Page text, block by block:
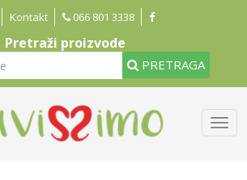
Kontakt 066 801 3338
Pretraži proizvode
PRETRAGA